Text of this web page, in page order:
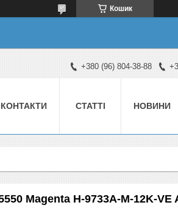
Кошик
+380 (96) 804-38-88
КОНТАКТИ СТАТТІ НОВИНИ
Magenta H-9733A-M-12K-VE